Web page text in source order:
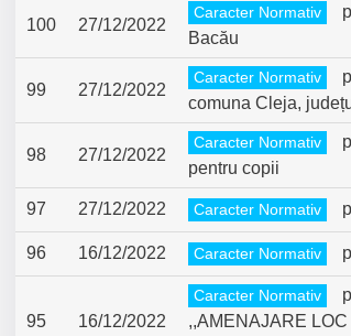
100 27/12/2022
Caracter Normativ
Bacău
99 27/12/2022
Caracter Normativ
comuna Cleja,
98 27/12/2022
Caracter Normativ
pentru copii
97 27/12/2022 Caracter Normativ
96 16/12/2022 Caracter Normativ
95 16/12/2022
Caracter Normativ
,,AMENAJARE